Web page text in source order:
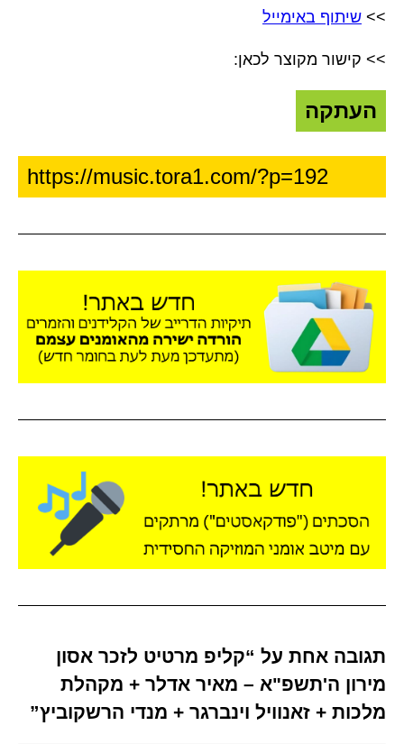
>> שיתוף באימייל
>> קישור מקוצר לכאן:
העתקה
תגובה אחת על “קליפ מרטיט לזכר אסון
מירון ה'תשפ"א – מאיר אדלר + מקהלת
מלכות + זאנוויל וינברגר + מנדי הרשקוביץ”